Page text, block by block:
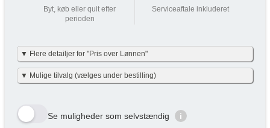
Beskatning (lidt som fri mobil) 720 kr
Byt, køb eller quit efter
perioden
Serviceaftale inkluderet
▼ Flere detailjer for "Pris over Lønnen"
Vi har gjort det enkelt og har allerede lavet beregningerne for dig i
nettoudgiften + skat pr. måned – det er baseret på nettoskat + evt.
skatteprocent på 40 % og uden am-bidrag, som man ikke skal
betale ved cykel over lønnen. (effektiv skatteprocent: 32%). Skatten
kan variere en smule efter personlig skatteprocent.
▼ Mulige tilvalg (vælges under bestilling)
gule bestil knap og se alle tilvalg du kan vælge til denne cykel
Se muligheder som selvstændig i